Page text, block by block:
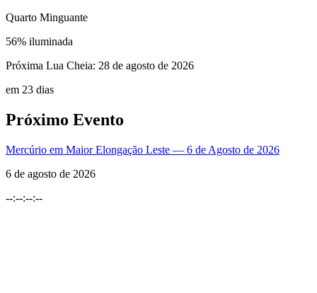
Quarto Minguante
56% iluminada
Próxima Lua Cheia: 28 de agosto de 2026
em 23 dias
Próximo Evento
Mercúrio em Maior Elongação Leste — 6 de Agosto de 2026
6 de agosto de 2026
--:--:--:--